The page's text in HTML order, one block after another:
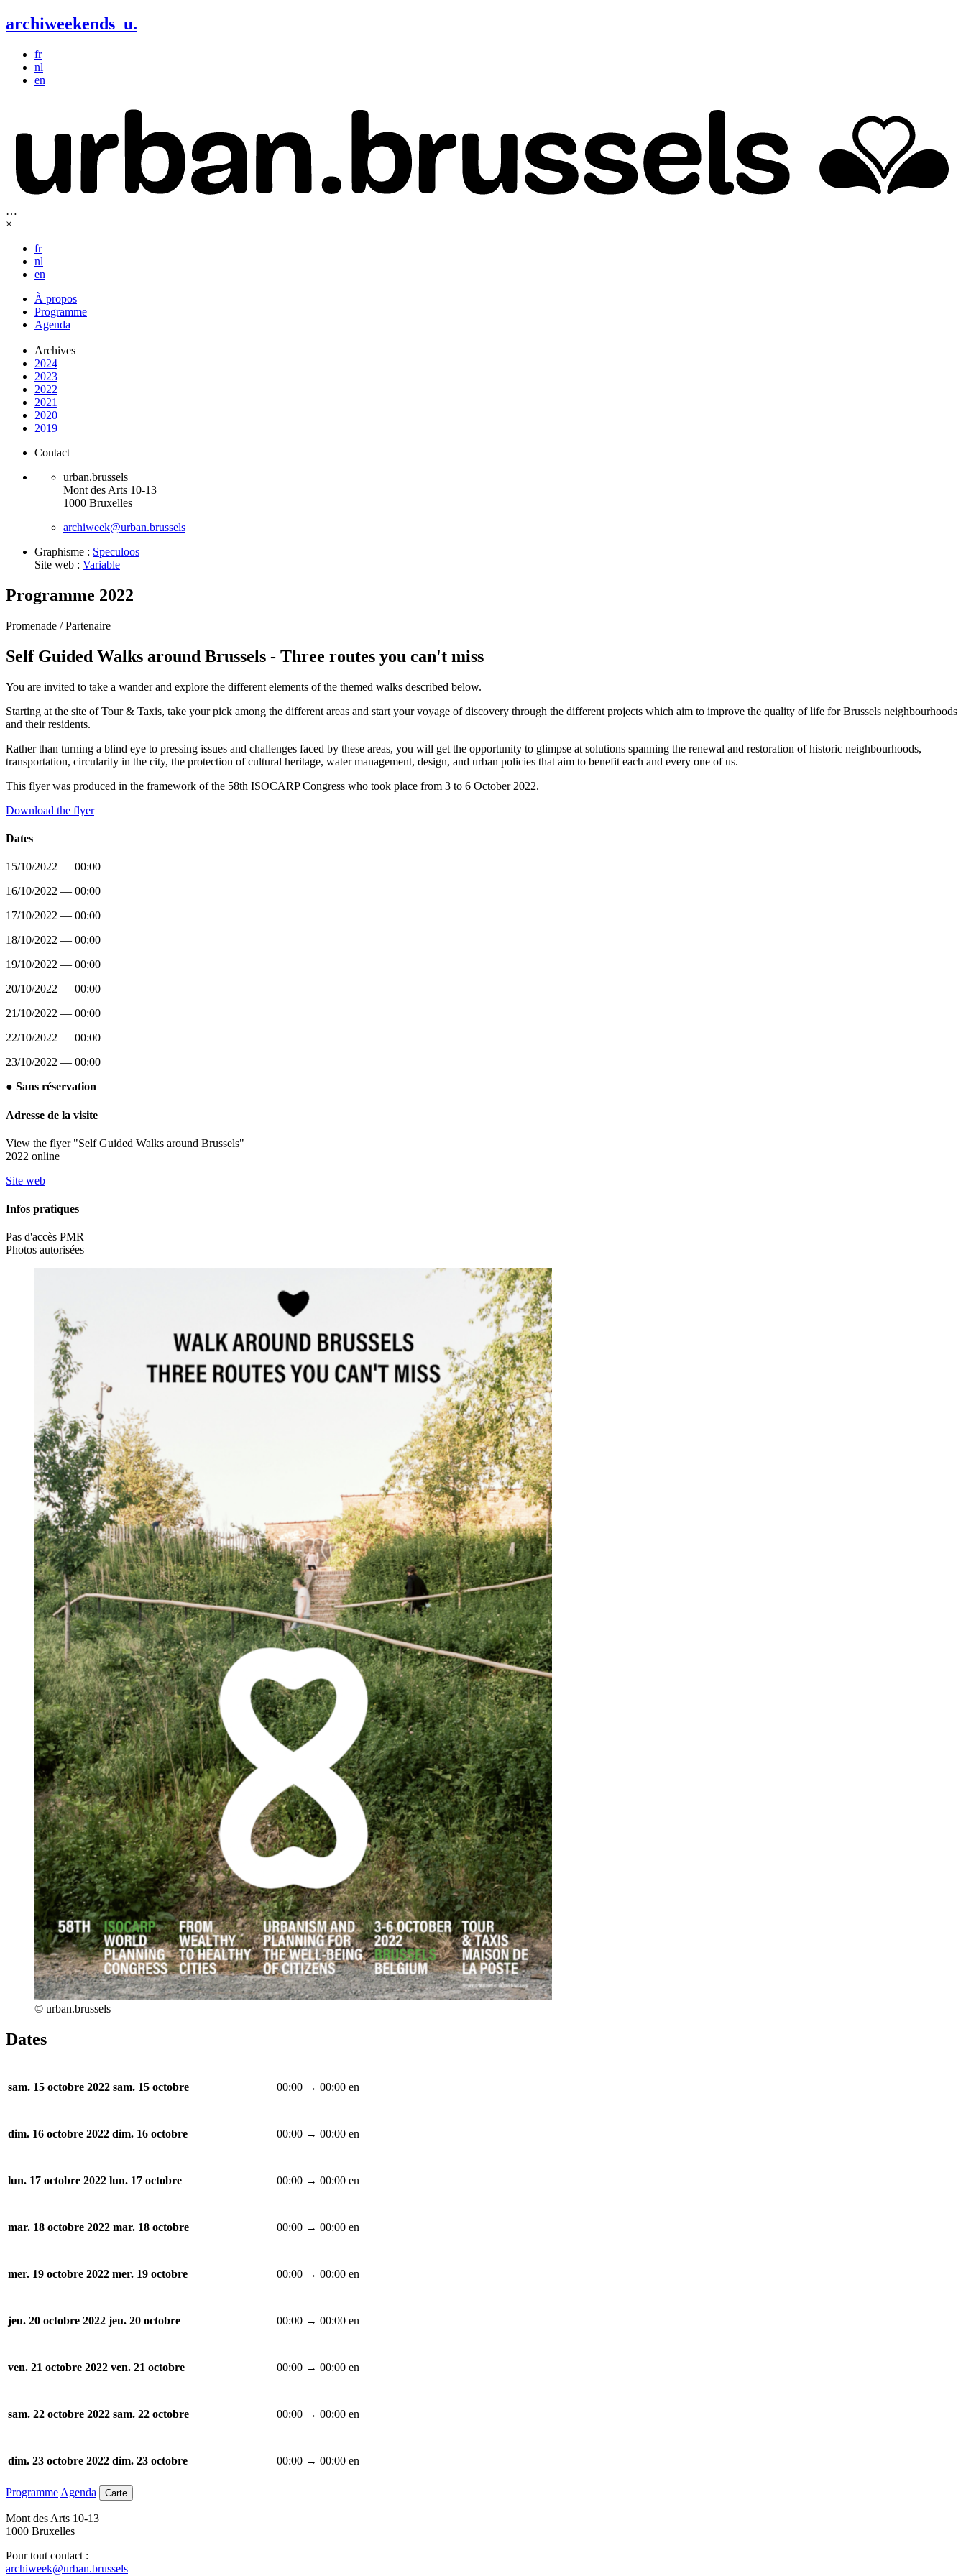
archiweekends u.
fr
nl
en
…
×
fr
nl
en
À propos
Programme
Agenda
Archives
2024
2023
2022
2021
2020
2019
Contact
urban.brussels
Mont des Arts 10-13
1000 Bruxelles
archiweek@urban.brussels
Graphisme : Speculoos
Site web : Variable
Programme 2022
Promenade /Partenaire
Self Guided Walks around Brussels - Three routes you can't miss
You are invited to take a wander and explore the different elements of the themed walks described below.
Starting at the site of Tour & Taxis, take your pick among the different areas and start your voyage of discovery through the different projects which aim to improve the quality of life for Brussels neighbourhoods
and their residents.
Rather than turning a blind eye to pressing issues and challenges faced by these areas, you will get the opportunity to glimpse at solutions spanning the renewal and restoration of historic neighbourhoods,
transportation, circularity in the city, the protection of cultural heritage, water management, design, and urban policies that aim to benefit each and every one of us.
This flyer was produced in the framework of the 58th ISOCARP Congress who took place from 3 to 6 October 2022.
Download the flyer
Dates
15/10/2022 — 00:00
16/10/2022 — 00:00
17/10/2022 — 00:00
18/10/2022 — 00:00
19/10/2022 — 00:00
20/10/2022 — 00:00
21/10/2022 — 00:00
22/10/2022 — 00:00
23/10/2022 — 00:00
● Sans réservation
Adresse de la visite
View the flyer "Self Guided Walks around Brussels"
2022 online
Site web
Infos pratiques
Pas d'accès PMR
Photos autorisées
© urban.brussels
Dates
sam. 15 octobre 2022 sam. 15 octobre 00:00 → 00:00 en
dim. 16 octobre 2022 dim. 16 octobre 00:00 → 00:00 en
lun. 17 octobre 2022 lun. 17 octobre 00:00 → 00:00 en
mar. 18 octobre 2022 mar. 18 octobre 00:00 → 00:00 en
mer. 19 octobre 2022 mer. 19 octobre 00:00 → 00:00 en
jeu. 20 octobre 2022 jeu. 20 octobre 00:00 → 00:00 en
ven. 21 octobre 2022 ven. 21 octobre 00:00 → 00:00 en
sam. 22 octobre 2022 sam. 22 octobre 00:00 → 00:00 en
dim. 23 octobre 2022 dim. 23 octobre 00:00 → 00:00 en
Programme Agenda Carte
Mont des Arts 10-13
1000 Bruxelles
Pour tout contact :
archiweek@urban.brussels